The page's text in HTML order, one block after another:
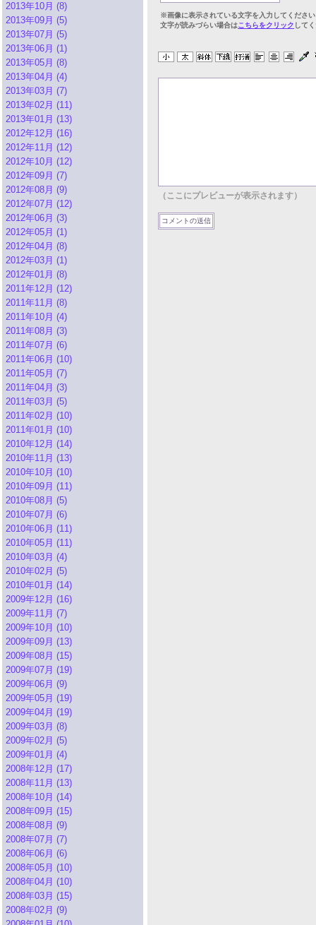
2013年10月 (8)
2013年09月 (5)
2013年07月 (5)
2013年06月 (1)
2013年05月 (8)
2013年04月 (4)
2013年03月 (7)
2013年02月 (11)
2013年01月 (13)
2012年12月 (16)
2012年11月 (12)
2012年10月 (12)
2012年09月 (7)
2012年08月 (9)
2012年07月 (12)
2012年06月 (3)
2012年05月 (1)
2012年04月 (8)
2012年03月 (1)
2012年01月 (8)
2011年12月 (12)
2011年11月 (8)
2011年10月 (4)
2011年08月 (3)
2011年07月 (6)
2011年06月 (10)
2011年05月 (7)
2011年04月 (3)
2011年03月 (5)
2011年02月 (10)
2011年01月 (10)
2010年12月 (14)
2010年11月 (13)
2010年10月 (10)
2010年09月 (11)
2010年08月 (5)
2010年07月 (6)
2010年06月 (11)
2010年05月 (11)
2010年03月 (4)
2010年02月 (5)
2010年01月 (14)
2009年12月 (16)
2009年11月 (7)
2009年10月 (10)
2009年09月 (13)
2009年08月 (15)
2009年07月 (19)
2009年06月 (9)
2009年05月 (19)
2009年04月 (19)
2009年03月 (8)
2009年02月 (5)
2009年01月 (4)
2008年12月 (17)
2008年11月 (13)
2008年10月 (14)
2008年09月 (15)
2008年08月 (9)
2008年07月 (7)
2008年06月 (6)
2008年05月 (10)
2008年04月 (10)
2008年03月 (15)
2008年02月 (9)
※画像に表示されている文字を入力してくださ
文字が読みづらい場合はこちらをクリック して
（ここにプレビューが表示されます）